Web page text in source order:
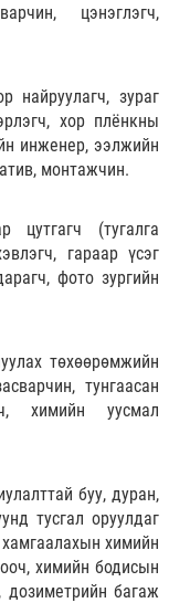
цэнэглэгч,
найруулагч, зураг
хор плёнкны
инженер, ээлжийн
монтажчин.
цутгагч (тугалга
гараар үсэг
фото зургийн
төхөөрөмжийн
тунгаасан
химийн уусмал
буу, дуран,
тусгал оруулдаг
химийн
химийн бодисын
багаж